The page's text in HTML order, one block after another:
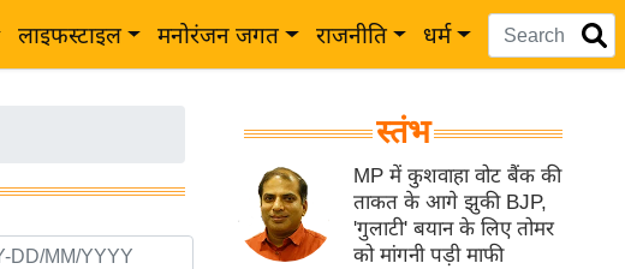
लाइफस्टाइल मनोरंजन जगत राजनीति धर्म
स्तंभ
MP में कुशवाहा वोट बैंक की
ताकत के आगे झुकी BJP,
'गुलाटी' बयान के लिए तोमर
को मांगनी पड़ी माफी